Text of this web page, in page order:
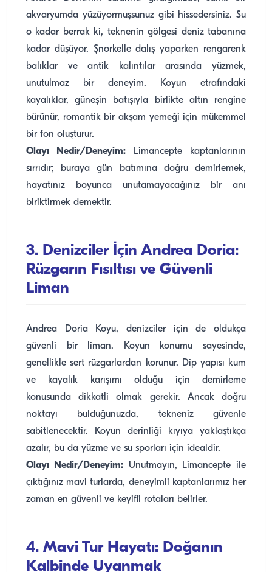
akvaryumda yüzüyormuşsunuz gibi hissedersiniz. Su
o kadar berrak ki, teknenin gölgesi deniz tabanına
kadar düşüyor. Şnorkelle dalış yaparken rengarenk
balıklar ve antik kalıntılar arasında yüzmek,
unutulmaz bir deneyim. Koyun etrafındaki
kayalıklar, güneşin batışıyla birlikte altın rengine
bürünür, romantik bir akşam yemeği için mükemmel
bir fon oluşturur.
Olayı Nedir/Deneyim: Limancepte kaptanlarının
sırrıdır; buraya gün batımına doğru demirlemek,
hayatınız boyunca unutamayacağınız bir anı
biriktirmek demektir.
3. Denizciler İçin Andrea Doria:
Rüzgarın Fısıltısı ve Güvenli
Liman
Andrea Doria Koyu, denizciler için de oldukça
güvenli bir liman. Koyun konumu sayesinde,
genellikle sert rüzgarlardan korunur. Dip yapısı kum
ve kayalık karışımı olduğu için demirleme
konusunda dikkatli olmak gerekir. Ancak doğru
noktayı bulduğunuzda, tekneniz güvenle
sabitlenecektir. Koyun derinliği kıyıya yaklaştıkça
azalır, bu da yüzme ve su sporları için idealdir.
Olayı Nedir/Deneyim:Unutmayın, Limancepte ile
çıktığınız mavi turlarda, deneyimli kaptanlarımız her
zaman en güvenli ve keyifli rotaları belirler.
4. Mavi Tur Hayatı: Doğanın
Kalbinde Uyanmak